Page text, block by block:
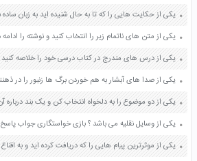
یکی از وسایل نقلیه می باشد ؟ بازی خواستگاری جواب پاسخ